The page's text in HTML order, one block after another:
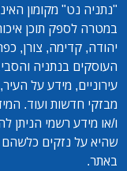
"נתניה נט" מקומון
במטרה לספק תוכן
יהודה, קדימה, צורן,
העוסקים בנתניה
עירוניים, מידע על
מבזקי חדשות ועוד.
ו/או מידע רשמי הניתן
שהיא על נזקים
באתר.